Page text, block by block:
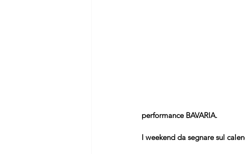
performance BAVARIA.
I weekend da segnare sul